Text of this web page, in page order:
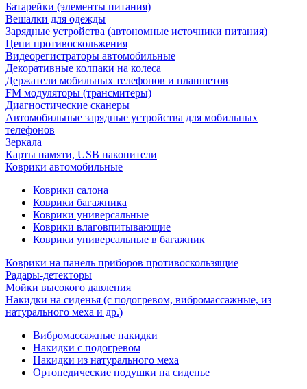
Батарейки (элементы питания)
Вешалки для одежды
Зарядные устройства (автономные источники питания)
Цепи противоскольжения
Видеорегистраторы автомобильные
Декоративные колпаки на колеса
Держатели мобильных телефонов и планшетов
FM модуляторы (трансмитеры)
Диагностические сканеры
Автомобильные зарядные устройства для мобильных
телефонов
Зеркала
Карты памяти, USB накопители
Коврики автомобильные
Коврики салона
Коврики багажника
Коврики универсальные
Коврики влаговпитывающие
Коврики универсальные в багажник
Коврики на панель приборов противоскользящие
Радары-детекторы
Мойки высокого давления
Накидки на сиденья (с подогревом, вибромассажные, из
натурального меха и др.)
Вибромассажные накидки
Накидки с подогревом
Накидки из натурального меха
Ортопедические подушки на сиденье